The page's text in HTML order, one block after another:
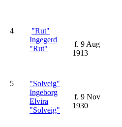
4
"Rut"
Ingegerd
"Rut"
f. 9 Aug
1913
5
"Solveig"
Ingeborg
Elvira
"Solveig"
f. 9 Nov
1930